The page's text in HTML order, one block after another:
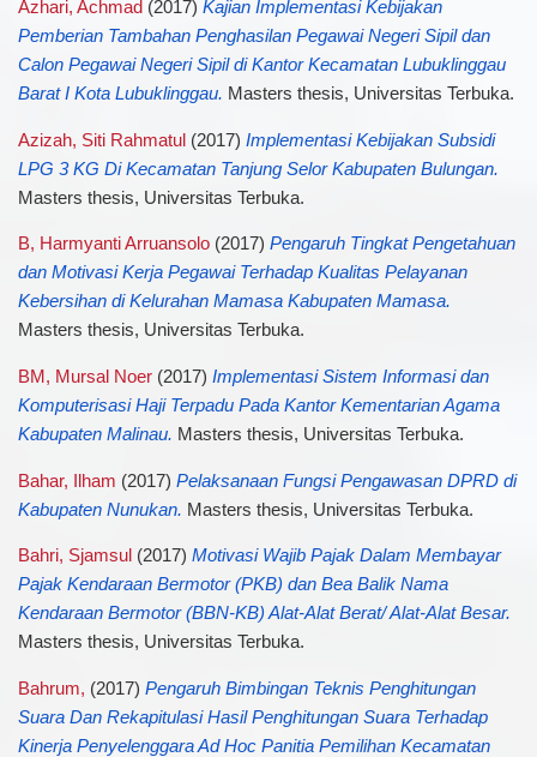
Azhari, Achmad (2017) Kajian Implementasi Kebijakan
Pemberian Tambahan Penghasilan Pegawai Negeri Sipil dan
Calon Pegawai Negeri Sipil di Kantor Kecamatan Lubuklinggau
Barat I Kota Lubuklinggau. Masters thesis, Universitas Terbuka.
Azizah, Siti Rahmatul (2017) Implementasi Kebijakan Subsidi
LPG 3 KG Di Kecamatan Tanjung Selor Kabupaten Bulungan.
Masters thesis, Universitas Terbuka.
B, Harmyanti Arruansolo(2017) Pengaruh Tingkat Pengetahuan
dan Motivasi Kerja Pegawai Terhadap Kualitas Pelayanan
Kebersihan di Kelurahan Mamasa Kabupaten Mamasa.
Masters thesis, Universitas Terbuka.
BM, Mursal Noer(2017) Implementasi Sistem Informasi dan
Komputerisasi Haji Terpadu Pada Kantor Kementarian Agama
Kabupaten Malinau. Masters thesis, Universitas Terbuka.
Bahar, Ilham (2017) Pelaksanaan Fungsi Pengawasan DPRD di
Kabupaten Nunukan. Masters thesis, Universitas Terbuka.
Bahri, Sjamsul (2017) Motivasi Wajib Pajak Dalam Membayar
Pajak Kendaraan Bermotor (PKB) dan Bea Balik Nama
Kendaraan Bermotor (BBN-KB) Alat-Alat Berat/ Alat-Alat Besar.
Masters thesis, Universitas Terbuka.
Bahrum, (2017) Pengaruh Bimbingan Teknis Penghitungan
Suara Dan Rekapitulasi Hasil Penghitungan Suara Terhadap
Kinerja Penyelenggara Ad Hoc Panitia Pemilihan Kecamatan